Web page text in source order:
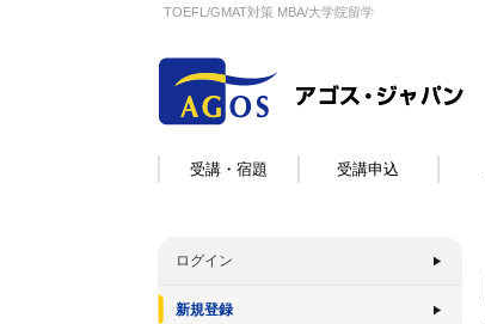
TOEFL/GMAT対策 MBA/大学院留学
受講・宿題 受講申込
ログイン
新規登録